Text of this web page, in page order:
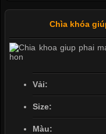
Chìa khóa
Vải:
Size:
Màu: